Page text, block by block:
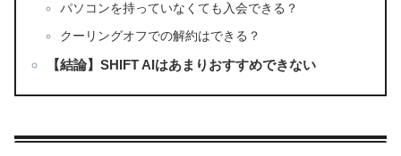
パソコンを持っていなくても入会できる？
クーリングオフでの解約はできる？
【結論】SHIFT AIはあまりおすすめできない